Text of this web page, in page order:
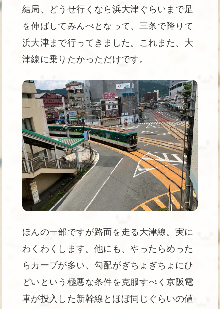
結局、どうせ行くなら浜大津ぐらいまで足
を伸ばしてみんべとなって、三条で降りて
浜大津まで行ってきました。これまた、大
津線に乗りたかっただけです。
ほんの一部ですが路面を走る大津線。実に
わくわくします。他にも、やったらめった
らカーブが多い、勾配がぎちょぎちょにひ
どいという極悪な条件を克服すべく京阪電
車が投入した新幹線とほぼ同じぐらいの値